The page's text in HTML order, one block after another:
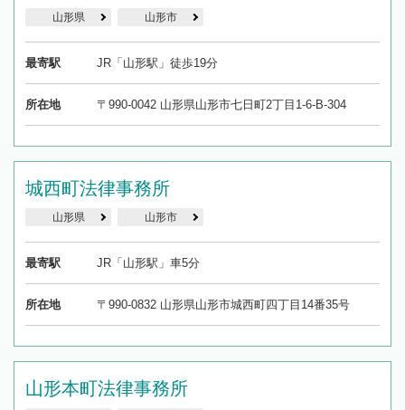
山形県 山形市
最寄駅 JR「山形駅」徒歩19分
所在地 〒990-0042 山形県山形市七日町2丁目1-6-B-304
城西町法律事務所
山形県 山形市
最寄駅 JR「山形駅」車5分
所在地 〒990-0832 山形県山形市城西町四丁目14番35号
山形本町法律事務所